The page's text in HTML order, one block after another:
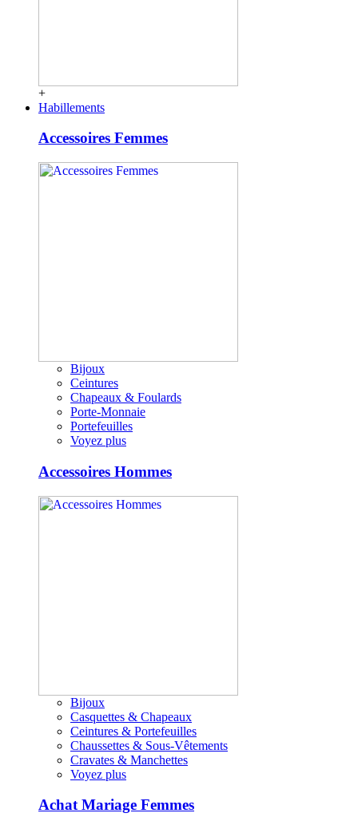
+
Habillements
Accessoires Femmes
Bijoux
Ceintures
Chapeaux & Foulards
Porte-Monnaie
Portefeuilles
Voyez plus
Accessoires Hommes
Bijoux
Casquettes & Chapeaux
Ceintures & Portefeuilles
Chaussettes & Sous-Vêtements
Cravates & Manchettes
Voyez plus
Achat Mariage Femmes